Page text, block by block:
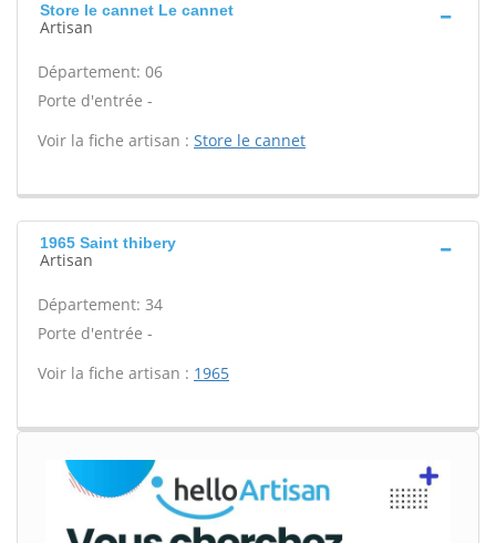
Store le cannet Le cannet
Artisan
Département: 06
Porte d'entrée -
Voir la fiche artisan : Store le cannet
1965 Saint thibery
Artisan
Département: 34
Porte d'entrée -
Voir la fiche artisan : 1965